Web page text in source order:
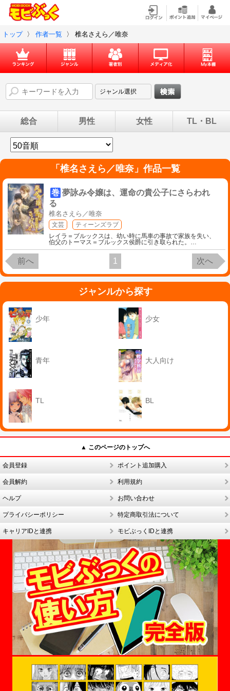
トップ 〉 作者一覧 〉 椎名さえら／唯奈
総合 男性 女性 TL・BL
「 椎名さえら／唯奈」作品一覧
巻 夢詠み令嬢は、運命の貴公子にさらわれ
る
椎名さえら／唯奈
文芸
ティーンズラブ
レイラ＝ブルックスは、幼い時に馬車の事故で家族を失い、
伯父のトーマス＝ブルックス侯爵に引き取られた。 …
前へ 1 次へ
ジャンルから探す
少年 少女
青年 大人向け
TL BL
▲ このページのトップへ
会員登録 ポイント追加購入
会員解約 利用規約
ヘルプ お問い合わせ
プライバシーポリシー 特定商取引法について
キャリアIDと連携 モビぶっくIDと連携